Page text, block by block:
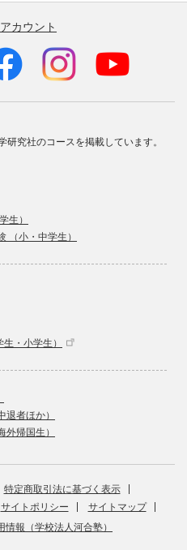
カウント
究社のコースを掲載しています。
生）
（小・中学生）
・小学生）
者ほか）
帰国生）
特定商取引法に基づく表示
サイトポリシー
サイトマップ
情報（学校法人河合塾）